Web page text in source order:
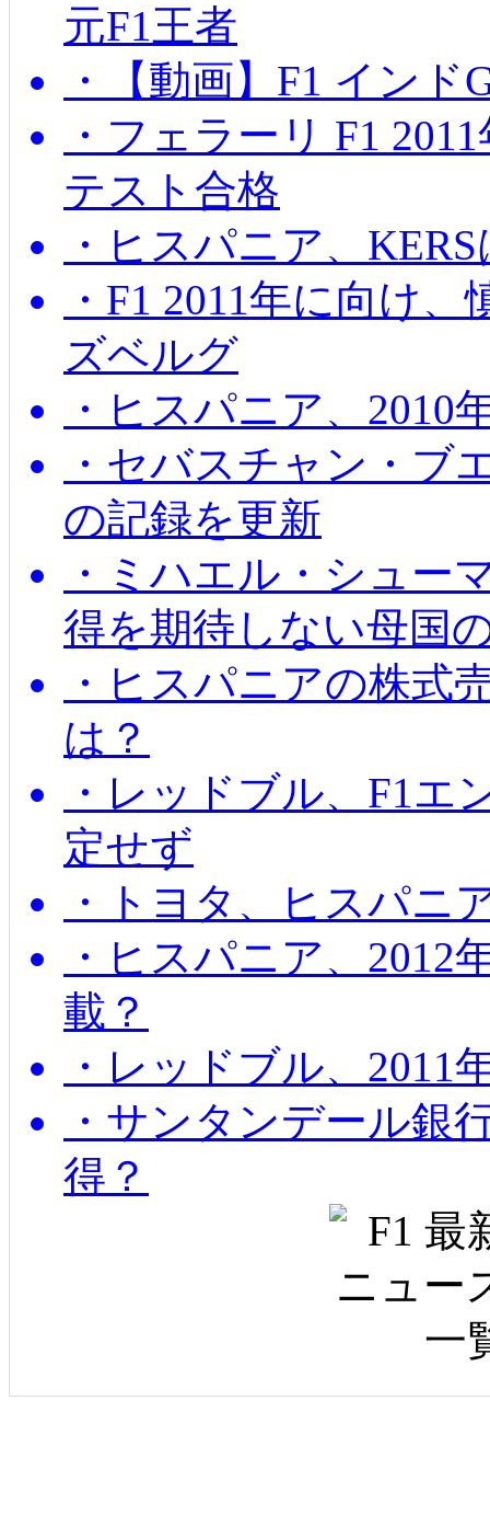
元F1王者
・【動画】F1 イン
・フェラーリ F1
テスト合格
・ヒスパニア、
・F1 2011年に向け
ズベルグ
・ヒスパニア、2010
・セバスチャン・ブ
の記録を更新
・ミハエル・シュー
得を期待しない母国
・ヒスパニアの株式
は？
・レッドブル、F1エ
定せず
・トヨタ、ヒスパニ
・ヒスパニア、2012
載？
・レッドブル、2011
・サンタンデール銀
得？